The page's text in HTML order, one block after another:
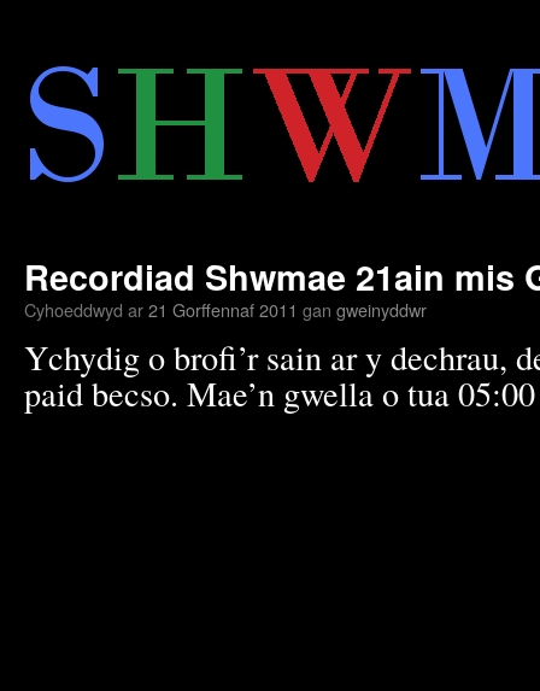
Neidio
i'r
Recordiad Shwmae 21ain mis
Cyhoeddwyd ar21 Gorffennaf 2011 gan gweinyddwr
Ychydig o brofi’r sain ar y dechrau,
paid becso. Mae’n gwella o tua